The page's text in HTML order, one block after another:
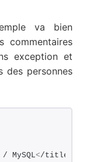
va bien
commentaires
exception et
des personnes
MySQL</title